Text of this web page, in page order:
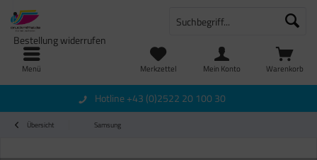
Menü Warenkorb
Merkzettel
Bestellung widerrufen
Mein Konto
Hotline +43 (0)2522 20 100 30
Übersicht Samsung